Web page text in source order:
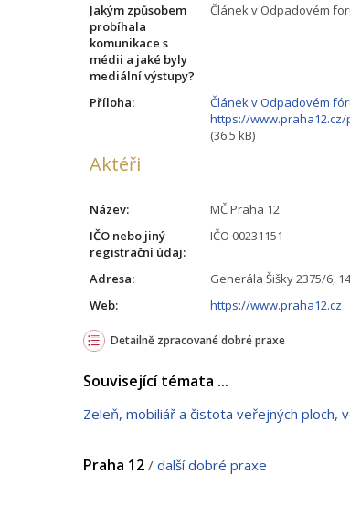
Jakým způsobem
probíhala
komunikace s
médii a jaké byly
mediální výstupy?
Článek v Odpadovém
Příloha: Článek v Odpadovém
https://
(36.5 kB)
Aktéři
Název:
MČ Praha 12
IČO nebo jiný
registrační údaj:
IČO 00231151
Adresa:
Generála Šišky 2375/6,
Web:
https://www.praha12.cz
Detailně zpracované dobré praxe
Související témata ...
Zeleň, mobiliář a čistota veřejných ploch,
Praha 12/další dobré praxe